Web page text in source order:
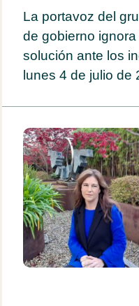
La portavoz del
de gobierno
solución ante los
lunes 4 de julio